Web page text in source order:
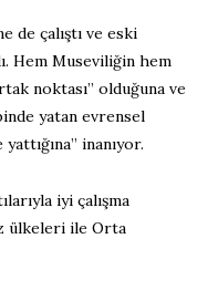
de çalıştı ve eski
Hem Museviliğin hem
noktası” olduğuna ve
yatan evrensel
inanıyor.
iyi çalışma
ülkeleri ile Orta